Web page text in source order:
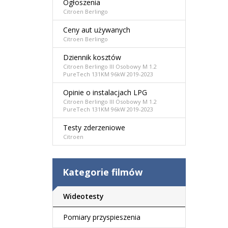
Ogłoszenia
Citroen Berlingo
Ceny aut używanych
Citroen Berlingo
Dziennik kosztów
Citroen Berlingo III Osobowy M 1.2
PureTech 131KM 96kW 2019-2023
Opinie o instalacjach LPG
Citroen Berlingo III Osobowy M 1.2
PureTech 131KM 96kW 2019-2023
Testy zderzeniowe
Citroen
Kategorie filmów
Wideotesty
Pomiary przyspieszenia